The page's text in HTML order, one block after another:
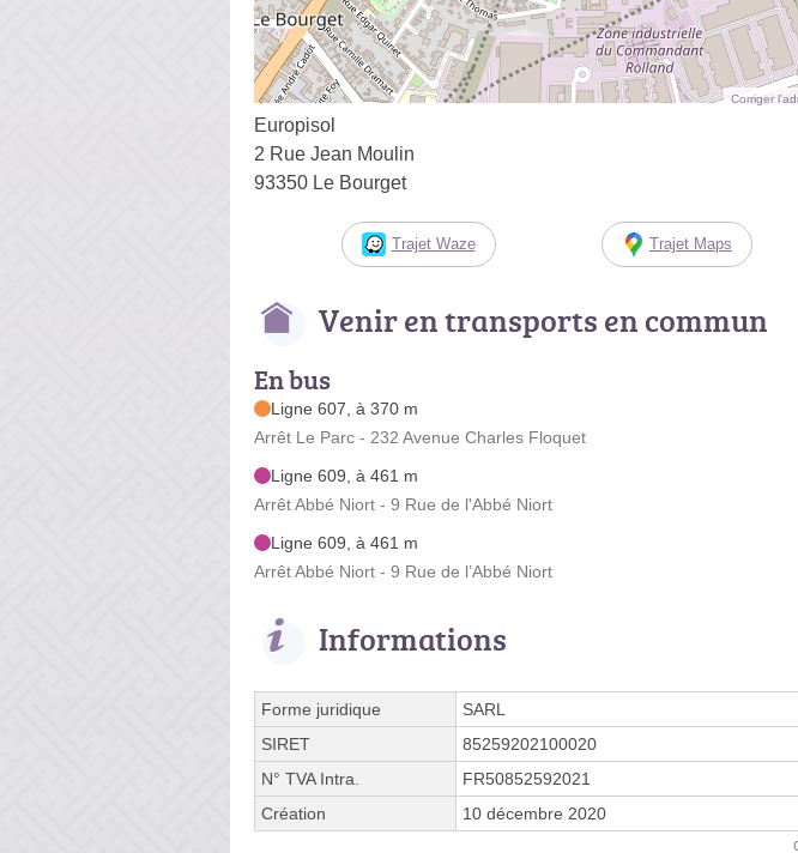
Corriger
Europisol
2 Rue Jean Moulin
93350 Le Bourget
Trajet Waze Trajet Maps
Venir en transports en commun
En bus
Ligne 607, à 370 m
Arrêt Le Parc - 232 Avenue Charles Floquet
Ligne 609, à 461 m
Arrêt Abbé Niort - 9 Rue de l'Abbé Niort
Ligne 609, à 461 m
Arrêt Abbé Niort - 9 Rue de l’Abbé Niort
Informations
Forme juridique
SARL
SIRET
85259202100020
N° TVA Intra.
FR50852592021
Création
10 décembre 2020